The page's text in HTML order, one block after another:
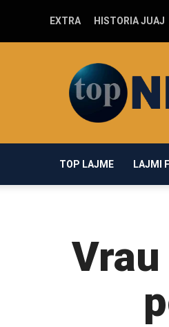
EXTRA HISTORIA JUAJ
TOP LAJME LAJMI